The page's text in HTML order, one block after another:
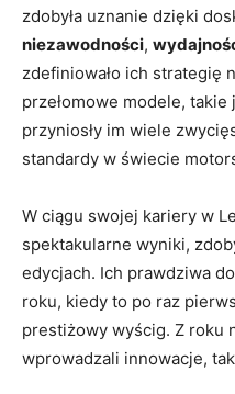
zdobyła uznanie dzięki
niezawodności,
zdefiniowało ich strategię
przełomowe modele, takie
przyniosły im wiele
standardy w świecie
W ciągu swojej kariery w
spektakularne wyniki,
edycjach. Ich prawdziwa
roku, kiedy to po raz
prestiżowy wyścig. Z roku
wprowadzali innowacje,